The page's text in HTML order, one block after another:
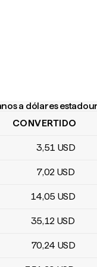
a dólares
a dólares
CONVERTIDO
3,51 USD
7,02 USD
14,05 USD
35,12 USD
70,24 USD